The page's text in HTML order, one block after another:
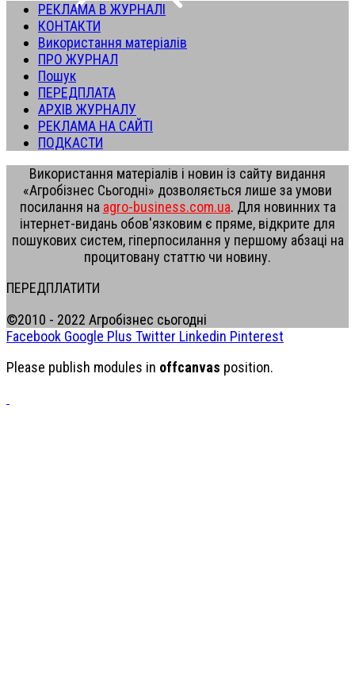
РЕКЛАМА В ЖУРНАЛІ
КОНТАКТИ
Використання матеріалів
ПРО ЖУРНАЛ
Пошук
ПЕРЕДПЛАТА
АРХІВ ЖУРНАЛУ
РЕКЛАМА НА САЙТІ
ПОДКАСТИ
Використання матеріалів і новин із сайту видання
«Агробізнес Сьогодні» дозволяється лише за умови
посилання на agro-business.com.ua. Для новинних та
інтернет-видань обов'язковим є пряме, відкрите для
пошукових систем, гіперпосилання у першому абзаці на
процитовану статтю чи новину.
ПЕРЕДПЛАТИТИ
©2010 - 2022 Агробізнес сьогодні
Facebook Google Plus Twitter Linkedin Pinterest
Please publish modules in offcanvas position.